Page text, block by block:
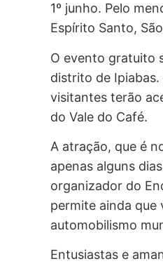
1º junho. Pelo
Espírito Santo,
O evento gratuito
distrito de
visitantes terão
do Vale do Café.
A atração, que é
apenas alguns
organizador do
permite ainda que
automobilismo
Entusiastas e